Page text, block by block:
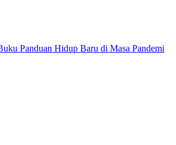
Panduan Hidup Baru di Masa Pandemi